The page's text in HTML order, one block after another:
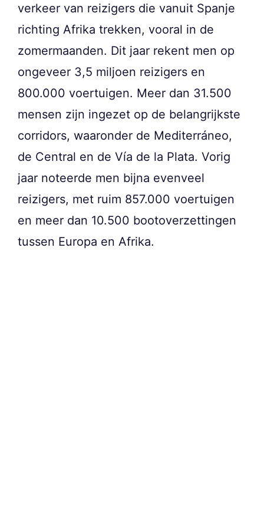
verkeer van reizigers die vanuit Spanje
richting Afrika trekken, vooral in de
zomermaanden. Dit jaar rekent men op
ongeveer 3,5 miljoen reizigers en
800.000 voertuigen. Meer dan 31.500
mensen zijn ingezet op de belangrijkste
corridors, waaronder de Mediterráneo,
de Central en de Vía de la Plata. Vorig
jaar noteerde men bijna evenveel
reizigers, met ruim 857.000 voertuigen
en meer dan 10.500 bootoverzettingen
tussen Europa en Afrika.